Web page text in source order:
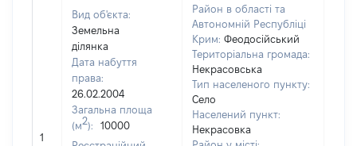
1
Вид об'єкта:
Земельна
ділянка
Дата набуття
права:
26.02.2004
Загальна площа
(м2):
10000
Район в області та
Автономній Республіці
Крим: Феодосійський
Територіальна громада:
Некрасовська
Тип населеного пункту:
Село
Населений пункт:
Некрасовка